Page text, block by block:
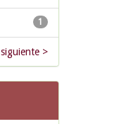
1
siguiente >